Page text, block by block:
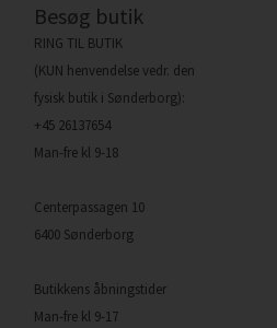
Besøg butik
RING TIL BUTIK
(KUN henvendelse vedr. den
fysisk butik i Sønderborg):
+45 26137654
Man-fre kl 9-18
Centerpassagen 10
6400 Sønderborg
Butikkens åbningstider
Man-fre kl 9-17